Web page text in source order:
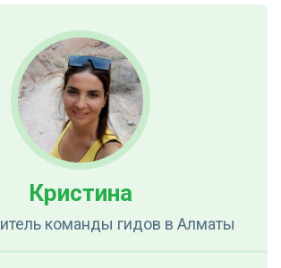
Кристина
команды гидов в Алматы